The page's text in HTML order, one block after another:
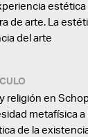
de arte. La
del arte
religión en
metafísica a
de la